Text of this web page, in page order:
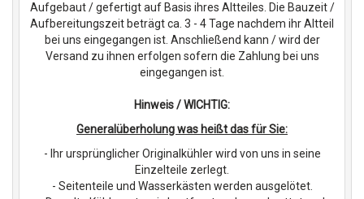
Aufgebaut / gefertigt auf Basis ihres Altteiles. Die Bauzeit /
Aufbereitungszeit beträgt ca. 3 - 4 Tage nachdem ihr Altteil
bei uns eingegangen ist. Anschließend kann / wird der
Versand zu ihnen erfolgen sofern die Zahlung bei uns
eingegangen ist.
Hinweis / WICHTIG:
Generalüberholung was heißt das für Sie:
- Ihr ursprünglicher Originalkühler wird von uns in seine
Einzelteile zerlegt.
- Seitenteile und Wasserkästen werden ausgelötet.